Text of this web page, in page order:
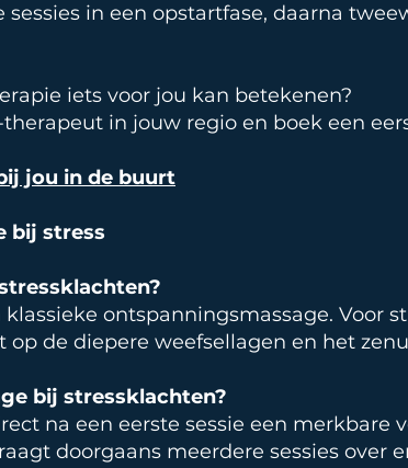
in een opstartfase, daarna
iets voor jou kan betekenen?
in jouw regio en boek een
jou in de buurt
bij stress
ontspanningsmassage. Voor
de diepere weefsellagen en het
bij stressklachten?
na een eerste sessie een merkbare
doorgaans meerdere sessies over